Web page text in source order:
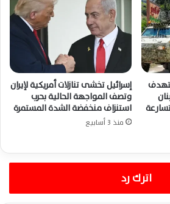
إسرائيل تخشى تنازلات أمريكية لإيران
وتصف المواجهة الحالية بحرب
استنزاف منخفضة الشدة المستمرة
منذ 3 أسابيع
اترك رد